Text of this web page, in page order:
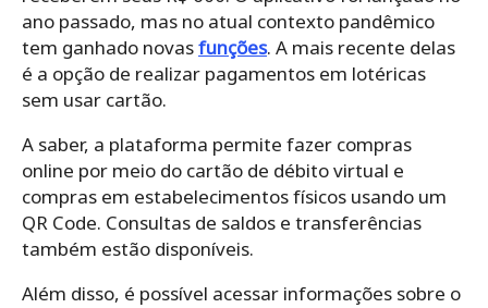
ano passado, mas no atual contexto pandêmico
tem ganhado novasfunções. A mais recente delas
é a opção de realizar pagamentos em lotéricas
sem usar cartão.
A saber, a plataforma permite fazer compras
online por meio do cartão de débito virtual e
compras em estabelecimentos físicos usando um
QR Code. Consultas de saldos e transferências
também estão disponíveis.
Além disso, é possível acessar informações sobre o